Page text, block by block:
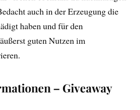
auch in der Erzeugung die
haben und für den
guten Nutzen im
– Giveaway